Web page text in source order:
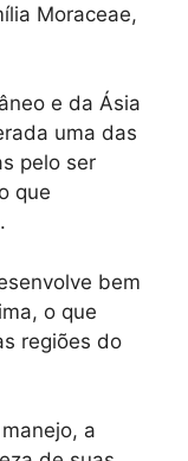
Moraceae,
e da Ásia
uma das
pelo ser
que
bem
o que
regiões do
a